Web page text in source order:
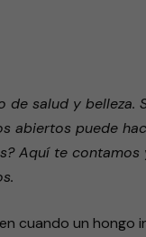
de salud y belleza.
abiertos puede
Aquí te
cuando un hongo